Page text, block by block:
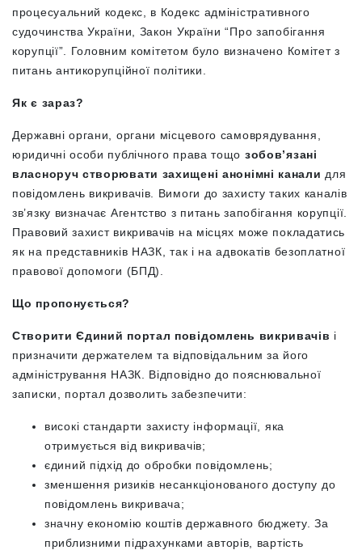
процесуальний кодекс, в Кодекс адміністративного
судочинства України, Закон України “Про запобігання
корупції”
Головним комітетом було визначено Комітет з
питань антикорупційної політики.
Як є зараз?
Державні органи, органи місцевого самоврядування,
юридичні особи публічного права тощо зобов’язані
власноруч створювати захищені анонімні канали для
повідомлень викривачів. Вимоги до захисту таких каналів
зв’язку визначає Агентство з питань запобігання корупції.
Правовий захист викривачів на місцях може покладатись
як на представників НАЗК, так і на адвокатів безоплатної
правової допомоги (БПД).
Що пропонується?
Створити Єдиний портал повідомлень викривачів і
призначити держателем та відповідальним за його
адміністрування НАЗК. Відповідно до пояснювальної
записки, портал дозволить забезпечити:
високі стандарти захисту інформації, яка
отримується від викривачів;
єдиний підхід до обробки повідомлень;
зменшення ризиків несанкціонованого доступу до
повідомлень викривача;
значну економію коштів державного бюджету. За
приблизними підрахунками авторів, вартість